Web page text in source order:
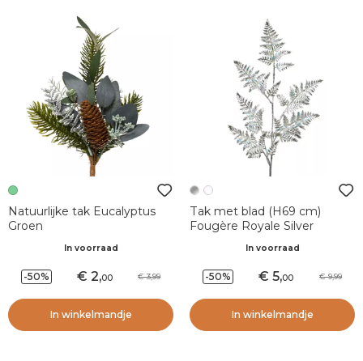
Natuurlijke tak Eucalyptus
Groen
In voorraad
-50% 2,00 3,99
In winkelmandje
Tak met blad (H69 cm)
Fougère Royale Silver
In voorraad
-50% 5,00 9,99
In winkelmandje